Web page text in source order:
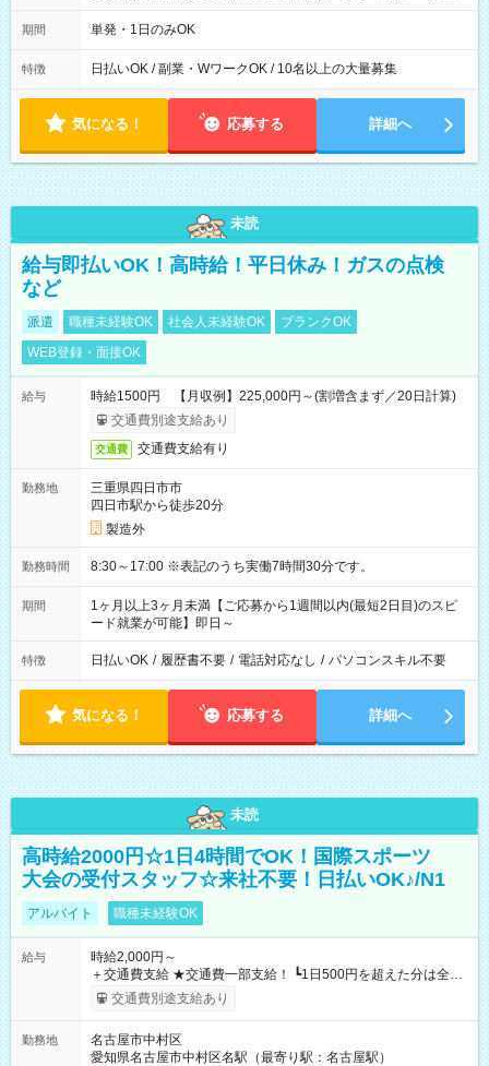
00～20：00
期間 単発・1日のみOK
特徴 日払いOK / 副業・WワークOK / 10名以上の大量募集
気になる！ 応募する 詳細へ
未読
給与即払いOK！高時給！平日休み！ガスの点検
など
派遣 職種未経験OK 社会人未経験OK
ブランクOK
WEB登録・面接OK
給与
時給1500円 【月収例】225,000円～(割増含まず／20日計算)
交通費別途支給あり
交通費 交通費支給有り
勤務地
三重県四日市市
四日市駅から徒歩20分
製造外
勤務時間 8:30～17:00 ※表記のうち実働7時間30分です。
期間
1ヶ月以上3ヶ月未満【ご応募から1週間以内(最短2日目)のスピ
ード就業が可能】即日～
特徴 日払いOK / 履歴書不要 / 電話対応なし / パソコンスキル不要
気になる！ 応募する 詳細へ
未読
高時給2000円☆1日4時間でOK！国際スポーツ
大会の受付スタッフ☆来社不要！日払いOK♪/N1
アルバイト 職種未経験OK
給与
時給2,000円～
＋交通費支給 ★交通費一部支給！ ┗1日500円を超えた分は全額
支給！ ※往復500円以内の方は自己負担となります ★日払い
OK！（規定あり） ┗働いたその日に現金GET♪ お仕事後はコン
期間なし
交通費別途支給あり
勤務地
名古屋市中村区
愛知県名古屋市中村区名駅（最寄り駅：名古屋駅）